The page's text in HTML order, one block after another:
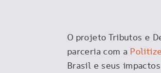
O projeto Tributos e
parceria com a
Brasil e seus